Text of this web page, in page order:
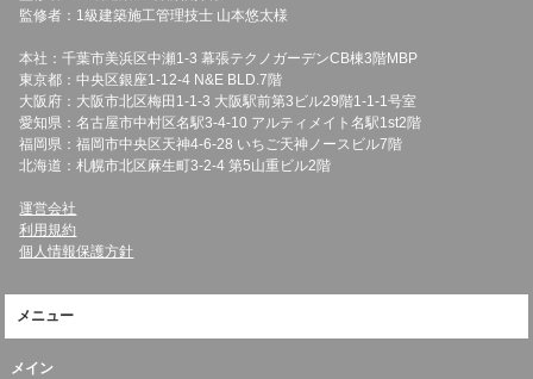
監修者：1級建築施工管理技士 山本悠太様
本社：千葉市美浜区中瀬1-3 幕張テクノガーデンCB棟3階MBP
東京都：中央区銀座1-12-4 N&E BLD.7階
大阪府：大阪市北区梅田1-1-3 大阪駅前第3ビル29階1-1-1号室
愛知県：名古屋市中村区名駅3-4-10 アルティメイト名駅1st2階
福岡県：福岡市中央区天神4-6-28 いちご天神ノースビル7階
北海道：札幌市北区麻生町3-2-4 第5山重ビル2階
運営会社
利用規約
個人情報保護方針
メニュー
メイン